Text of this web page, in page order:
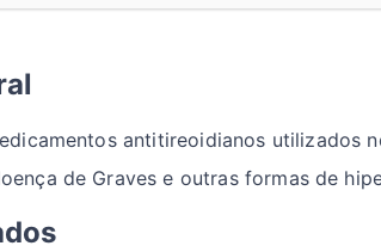
antitireoidianos utilizados
de Graves e outras formas de